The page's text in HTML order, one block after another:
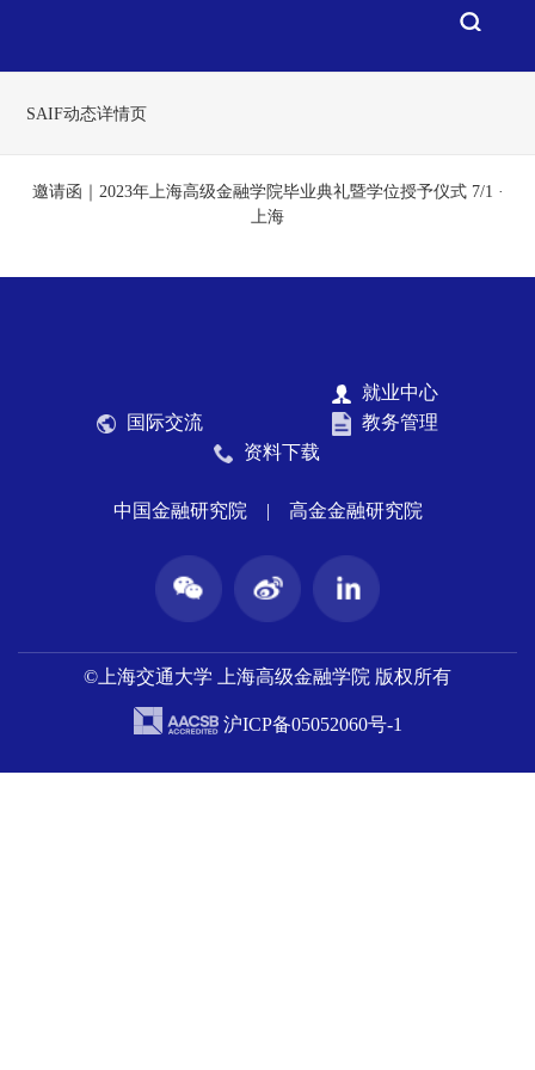
SAIF动态详情页
邀请函｜2023年上海高级金融学院毕业典礼暨学位授予仪式 7/1 ·
上海
就业中心
国际交流
教务管理
资料下载
中国金融研究院 | 高金金融研究院
©上海交通大学 上海高级金融学院 版权所有
沪ICP备05052060号-1